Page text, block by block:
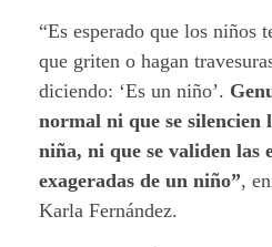
“Es esperado que los niños
que griten o hagan
diciendo: ‘Es un niño’.
normal ni que se silencien
niña, ni que se validen las
exageradas de un niño”,
Karla Fernández.